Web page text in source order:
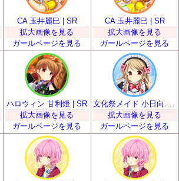
CA 玉井麗巳 | SR
拡大画像を見る
ガールページを見る
CA 玉井麗巳 | SR
拡大画像を見る
ガールページを見る
ハロウィン 甘利燈 | SR
拡大画像を見る
ガールページを見る
拡大画像を見る
ガールページを見る